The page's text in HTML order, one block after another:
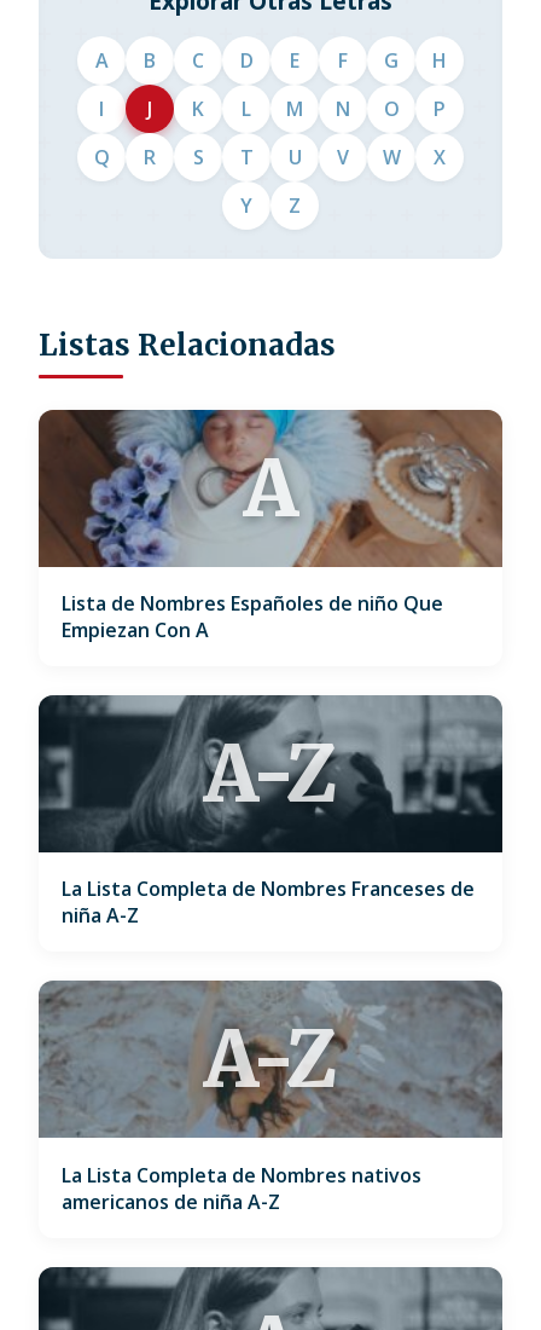
A B C D E F G
H
I
J K L M N O
P
Q
R S T U V W
X
Y
Z
Listas Relacionadas
A
Lista de Nombres Españoles de niño Que
Empiezan Con A
A-Z
La Lista Completa de Nombres Franceses de
niña A-Z
A-Z
La Lista Completa de Nombres nativos
americanos de niña A-Z